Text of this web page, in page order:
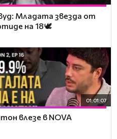
Младата звезда от
на 18🕊️
01:01:07
влезе в NOVA